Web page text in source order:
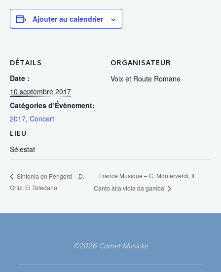
Ajouter au calendrier
DÉTAILS
Date :
10 septembre 2017
Catégories d’Évènement:
2017, Concert
LIEU
Sélestat
ORGANISATEUR
Voix et Route Romane
Sinfonia en Périgord – D.
Ortiz, El Toledano
France Musique – C. Monterverdi, Il
Canto alla viola da gamba
©2026 Comet Musicke